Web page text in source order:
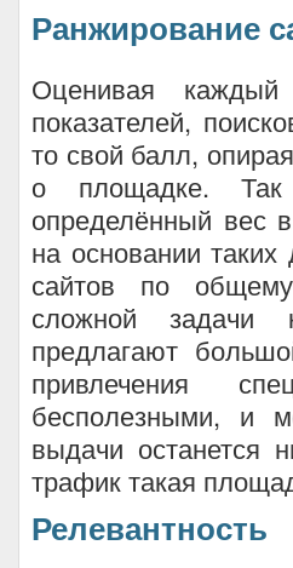
Ранжирование
Оценивая
показателей,
то свой балл,
о площадке. Так
определённый вес
на основании
сайтов по
сложной задачи
предлагают
привлечения
бесполезными, и
выдачи останется
трафик такая
Релевантность